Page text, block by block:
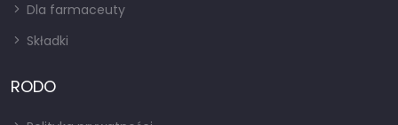
Dla farmaceuty
Składki
RODO